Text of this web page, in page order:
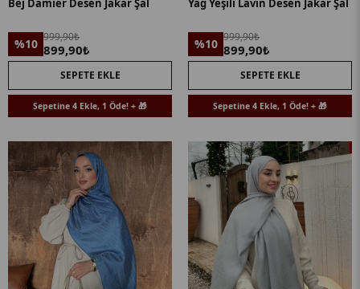
Bej Damier Desen Jakar Şal
%10 999,90₺
899,90₺
SEPETE EKLE
Sepetine 4 Ekle, 1 Öde! + 🎁
Yağ Yeşili Lavin Desen Jakar Şal
%10 999,90₺
899,90₺
SEPETE EKLE
Sepetine 4 Ekle, 1 Öde! + 🎁